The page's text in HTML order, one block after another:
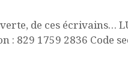
de ces
829 1759 2836 Code